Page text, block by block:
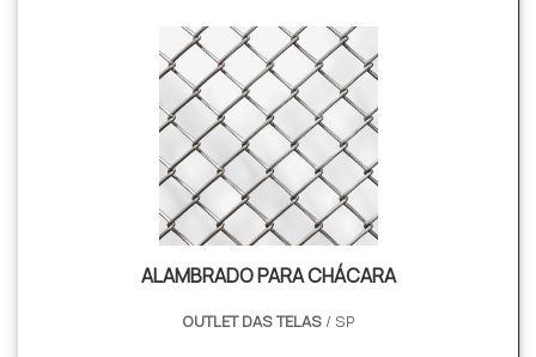
ALAMBRADO PARA CHÁCARA
OUTLET DAS TELAS/ SP